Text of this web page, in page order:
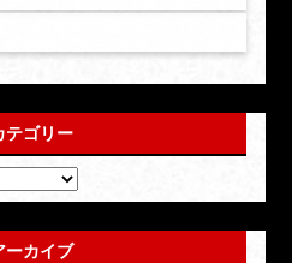
テゴリー
ーカイブ